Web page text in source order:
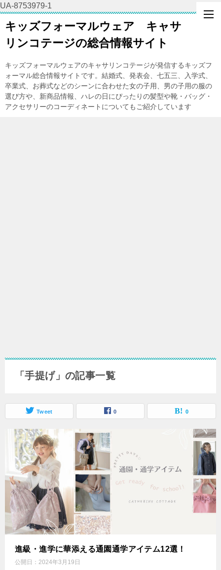
UA-8753979-1
キッズフォーマルウェア キャサ
リンコテージの総合情報サイト
キッズフォーマルウェアのキャサリンコテージが発信するキッズフ
ォーマル総合情報サイトです。結婚式、発表会、七五三、入学式、
卒業式、お葬式などのシーンに合わせた女の子用、男の子用の服の
選び方や、新商品情報、ハレの日にぴったりの髪型や靴・バッグ・
アクセサリーのコーディネートについてもご紹介しています
「手提げ」の記事一覧
Tweet 0 0
進級・進学に華添える通園通学アイテム12選！
公開日： 2024年3月19日